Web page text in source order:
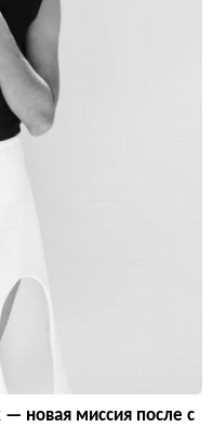
новая миссия после с